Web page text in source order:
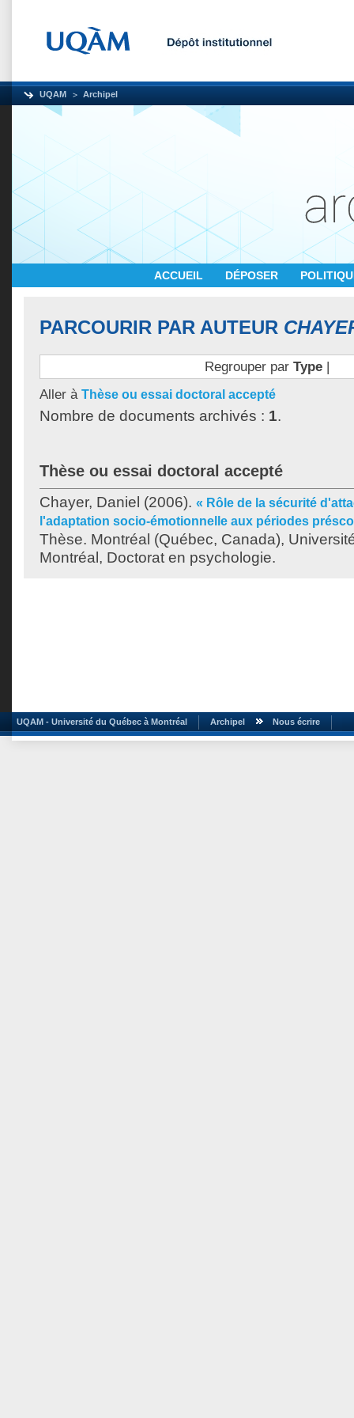
UQAM Archipel
ACCUEIL DÉPOSER
PARCOURIR PAR AUTEUR
Regrouper par Type|
Aller à Thèse ou essai doctoral accepté
Nombre de documents archivés : 1.
Thèse ou essai doctoral accepté
Chayer, Daniel (2006). « Rôle de la sécurité
l'adaptation socio-émotionnelle aux périodes
Thèse. Montréal (Québec, Canada),
Montréal, Doctorat en psychologie.
UQAM - Université du Québec à Montréal Archipel Nous écrire